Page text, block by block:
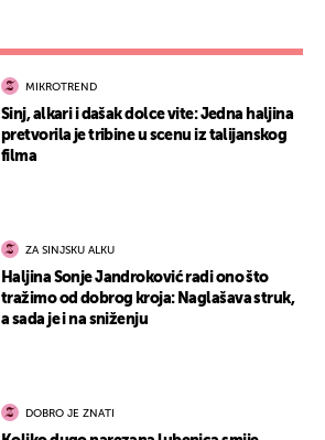
MIKROTREND
Sinj, alkari i dašak dolce vite: Jedna haljina
pretvorila je tribine u scenu iz talijanskog
filma
ZA SINJSKU ALKU
Haljina Sonje Jandroković radi ono što
tražimo od dobrog kroja: Naglašava struk,
a sada je i na sniženju
DOBRO JE ZNATI